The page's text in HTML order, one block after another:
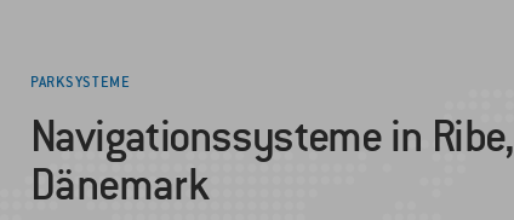
PARKSYSTEME
Navigationssysteme in Ribe,
Dänemark